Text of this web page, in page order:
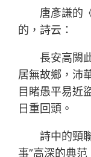
唐彥謙的
的，詩云：
長安高闕
居無故鄉，沛
目睹愚平易近
日重回頭。
詩中的頸
事”高深的典范